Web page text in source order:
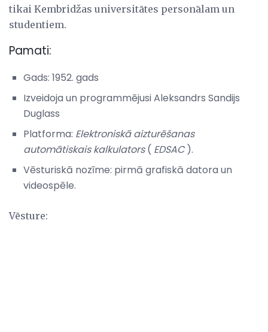
tikai Kembridžas universitātes personālam un
studentiem.
Pamati:
Gads: 1952. gads
Izveidoja un programmējusi Aleksandrs Sandijs
Duglass
Platforma: Elektroniskā aizturēšanas
automātiskais kalkulators( EDSAC).
Vēsturiskā nozīme: pirmā grafiskā datora un
videospēle.
Vēsture: